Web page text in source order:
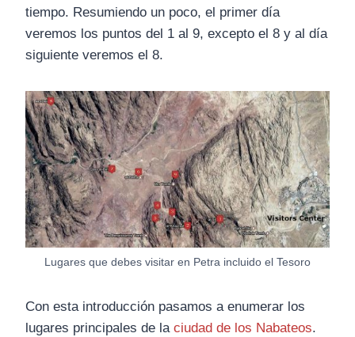
tiempo. Resumiendo un poco, el primer día
veremos los puntos del 1 al 9, excepto el 8 y al día
siguiente veremos el 8.
Lugares que debes visitar en Petra incluido el Tesoro
Con esta introducción pasamos a enumerar los
lugares principales de la ciudad de los Nabateos.